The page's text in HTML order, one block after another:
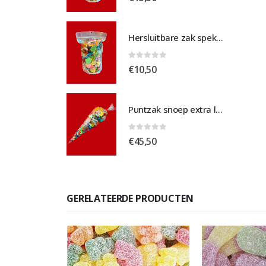
Hersluitbare zak spek & chocolade medium
0out of 5
€10,50
Puntzak snoep extra large
0out of 5
€45,50
GERELATEERDE PRODUCTEN